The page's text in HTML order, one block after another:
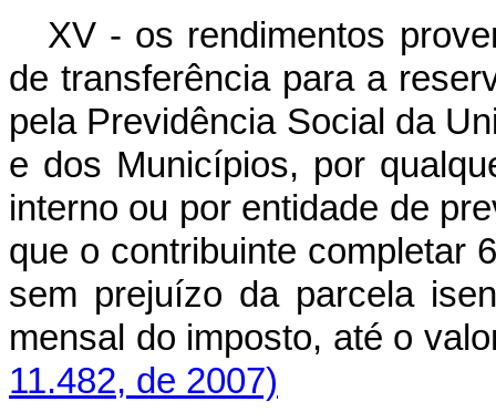
XV - os rendimentos
de transferência para a
pela Previdência Social da
e dos Municípios, por
interno ou por entidade de
que o contribuinte completar
sem prejuízo da parcela
mensal do imposto, até o
11.482, de 2007)